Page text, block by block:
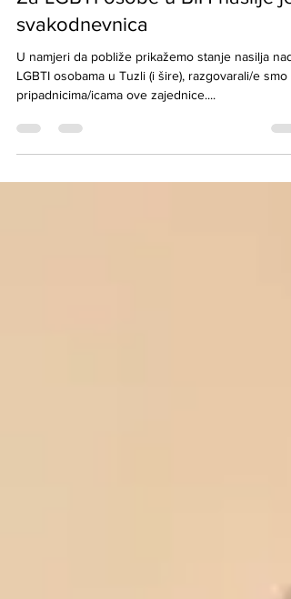
Za LGBTI osobe u BiH nasilje je
svakodnevnica
U namjeri da pobliže prikažemo stanje nasilja nad
LGBTI osobama u Tuzli (i šire), razgovarali/e smo
pripadnicima/icama ove zajednice....